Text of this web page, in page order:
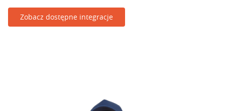
Zobacz dostępne integracje